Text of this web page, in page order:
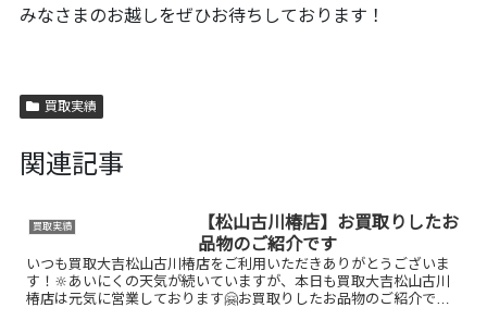
みなさまのお越しをぜひお待ちしております！
買取実績
関連記事
買取実績
【松山古川椿店】お買取りしたお
品物のご紹介です
いつも買取大吉松山古川椿店をご利用いただきありがとうございま
す！🔆あいにくの天気が続いていますが、本日も買取大吉松山古川
椿店は元気に営業しております🤗お買取りしたお品物のご紹介で